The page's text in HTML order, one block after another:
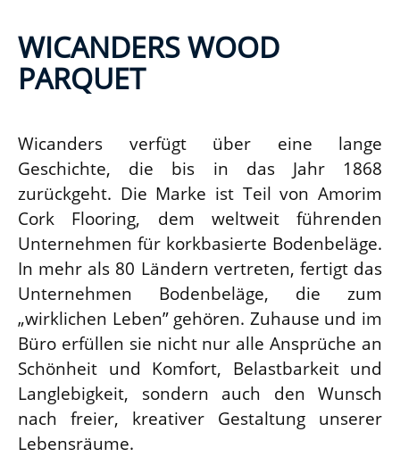
WICANDERS WOOD
PARQUET
Wicanders verfügt über eine lange
Geschichte, die bis in das Jahr 1868
zurückgeht. Die Marke ist Teil von Amorim
Cork Flooring, dem weltweit führenden
Unternehmen für korkbasierte Bodenbeläge.
In mehr als 80 Ländern vertreten, fertigt das
Unternehmen Bodenbeläge, die zum
„wirklichen Leben” gehören. Zuhause und im
Büro erfüllen sie nicht nur alle Ansprüche an
Schönheit und Komfort, Belastbarkeit und
Langlebigkeit, sondern auch den Wunsch
nach freier, kreativer Gestaltung unserer
Lebensräume.